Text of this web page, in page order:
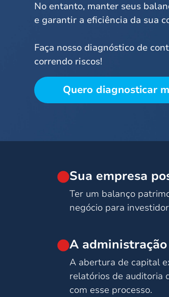
No entanto, manter seus
e garantir a eficiência da sua
Faça nosso diagnóstico de
correndo riscos!
Quero diagnosticar
Sua empresa
Ter um balanço
negócio para
A
A abertura de capital
relatórios de auditoria
com esse processo.